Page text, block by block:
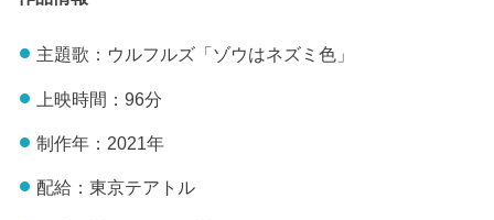
主題歌：ウルフルズ「ゾウはネズミ色」
上映時間：96分
制作年：2021年
配給：東京テアトル